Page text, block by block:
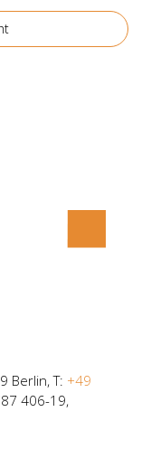
Berlin, T: +49
406-19,